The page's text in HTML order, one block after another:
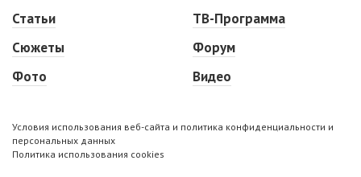
Статьи
Сюжеты
Фото
ТВ-Программа
Форум
Видео
Условия использования веб-сайта и политика конфиденциальности и
персональных данных
Политика использования cookies